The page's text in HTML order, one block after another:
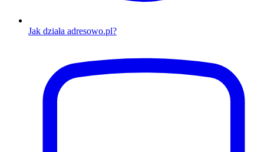
Jak działa adresowo.pl?